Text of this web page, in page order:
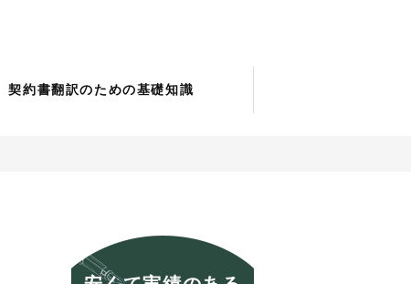
契約書翻訳のための基礎知識